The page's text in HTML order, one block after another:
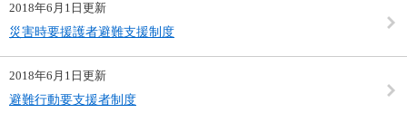
2018年6月1日更新
災害時要援護者避難支援制度
2018年6月1日更新
避難行動要支援者制度